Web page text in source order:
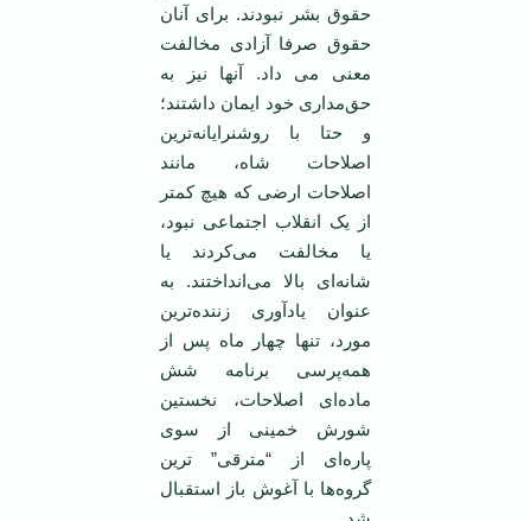
حقوق بشر نبودند. برای آنان
حقوق صرفا آزادی مخالفت
معنی می داد. آنها نیز به
حق‌مداری خود ایمان داشتند؛
و حتا با روشنرایانه‌ترین
اصلاحات شاه، مانند
اصلاحات ارضی که هیچ کمتر
از یک انقلاب اجتماعی نبود،
یا مخالفت می‌کردند یا
شانه‌ای بالا می‌انداختند. به
عنوان یادآوری زننده‌ترین
مورد، تنها چهار ماه پس از
همه‌پرسی برنامه شش
ماده‌ای اصلاحات، نخستین
شورش خمینی از سوی
پاره‌ای از “مترقی” ترین
گروه‌ها با آغوش باز استقبال